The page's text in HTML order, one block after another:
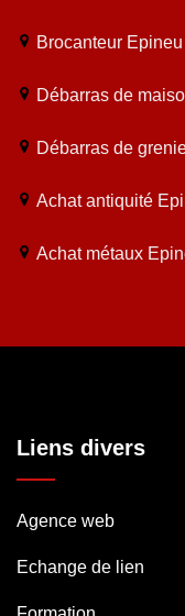
Brocanteur
Débarras de
Débarras de
Achat antiquité
Achat métaux
Liens divers
Agence web
Echange de lien